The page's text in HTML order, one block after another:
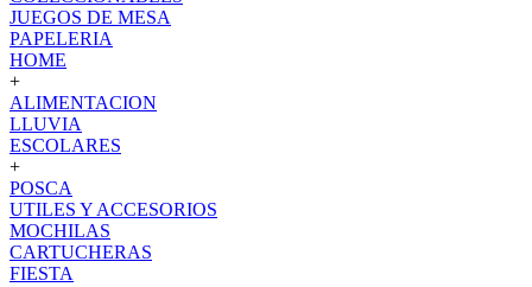
JUEGOS DE MESA
PAPELERIA
HOME
+
ALIMENTACION
LLUVIA
ESCOLARES
+
POSCA
UTILES Y ACCESORIOS
MOCHILAS
CARTUCHERAS
FIESTA